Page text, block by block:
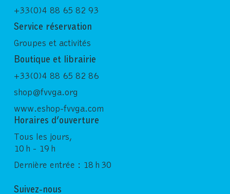
+33(0)4 88 65 82 93
Service réservation
Groupes et activités
Boutique et librairie
+33(0)4 88 65 82 86
shop@fvvga.org
www.eshop-fvvga.com
Horaires d’ouverture
Tous les jours,
10 h - 19 h
Dernière entrée : 18 h 30
Suivez-nous